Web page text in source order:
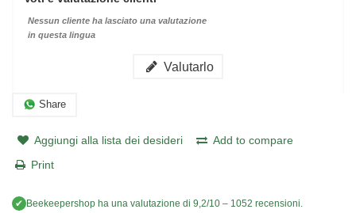
Nessun cliente ha lasciato una valutazione
in questa lingua
Valutarlo
Share
Aggiungi alla lista dei desideri
Add to compare
Print
✔ Beekeepershop ha una valutazione di 9,2/10 – 1052 recensioni.